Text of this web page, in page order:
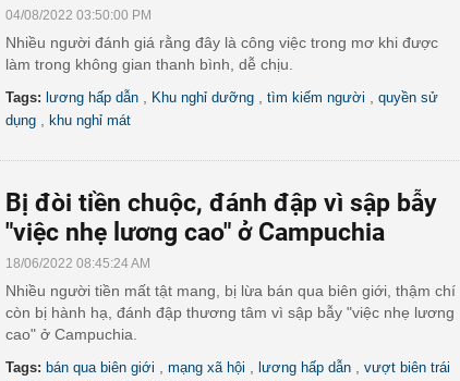
04/08/2022 03:50:00 PM
Nhiều người đánh giá rằng đây là công việc trong mơ khi được
làm trong không gian thanh bình, dễ chịu.
Tags: lương hấp dẫn Khu nghỉ dưỡng tìm kiếm người
quyền sử
dụng
khu nghỉ mát
Bị đòi tiền chuộc, đánh đập vì sập bẫy
"việc nhẹ lương cao" ở Campuchia
18/06/2022 08:45:24 AM
Nhiều người tiền mất tật mang, bị lừa bán qua biên giới, thậm chí
còn bị hành hạ, đánh đập thương tâm vì sập bẫy "việc nhẹ lương
cao" ở Campuchia.
Tags: bán qua biên giới mạng xã hội lương hấp dẫn
vượt biên trái